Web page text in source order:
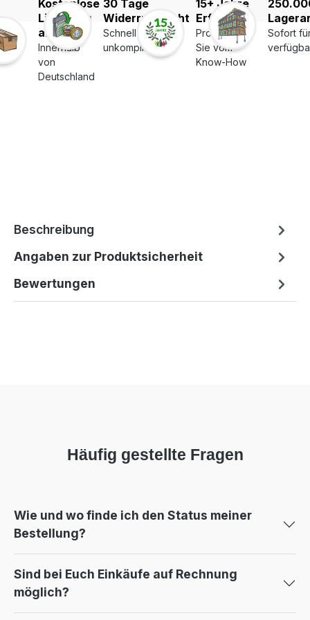
Kostenlose
Lieferung
ab 39€
Innerhalb
von
Deutschland
30 Tage
Widerrufsrecht
Schnell und
unkompliziert
15+ Jahre
Erfahrung
Profitieren
Sie vom
Know-How
Sofort
Beschreibung
Angaben zur Produktsicherheit
Bewertungen
Häufig gestellte Fragen
Wie und wo finde ich den Status meiner
Bestellung?
Sind bei Euch Einkäufe auf Rechnung
möglich?